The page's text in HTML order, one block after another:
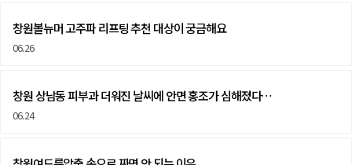
창원볼뉴머 고주파 리프팅 추천 대상이 궁금해요
06.26
창원 상남동 피부과 더워진 날씨에 안면 홍조가 심해졌다…
06.24